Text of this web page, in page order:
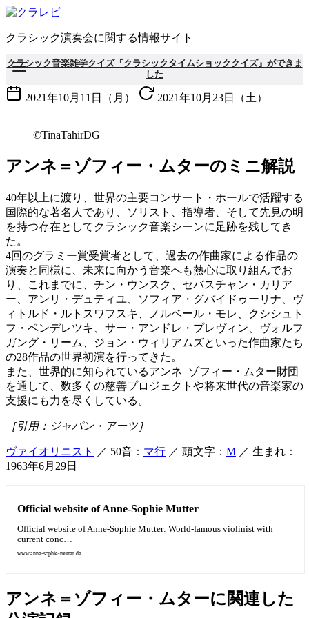
コ
テ
ツ
へ
移
クラシック演奏会に関する情報サイト
クラシック音楽雑学クイズ『クラシックタイムショッククイズ』ができま
した
2021年10月11日（月） 2021年10月23日（土）
©TinaTahirDG
アンネ＝ゾフィー・ムターのミニ解説
40年以上に渡り、世界の主要コンサート・ホールで活躍する
国際的な著名人であり、ソリスト、指導者、そして先見の明
を持つ存在としてクラシック音楽シーンに足跡を残してき
た。
4回のグラミー賞受賞者として、過去の作曲家による作品の
演奏と同様に、未来に向かう音楽へも熱心に取り組んでお
り、これまでに、チン・ウンスク、セバスチャン・カリア
ー、アンリ・デュティユ、ソフィア・グバイドゥーリナ、ヴ
ィトルド・ルトスワフスキ、ノルベール・モレ、クシシュト
フ・ペンデレツキ、サー・アンドレ・プレヴィン、ヴォルフ
ガング・リーム、ジョン・ウィリアムズといった作曲家たち
の28作品の世界初演を行ってきた。
また、世界的に知られているアンネ=ゾフィー・ムター財団
を通して、数多くの慈善プロジェクトや将来世代の音楽家の
支援にも力を尽くしている。
［引用：ジャパン・アーツ］
ヴァイオリニスト ／ 50音： マ行 ／ 頭文字： M ／ 生まれ：
1963年6月29日
Official website of Anne-Sophie Mutter
Official website of Anne-Sophie Mutter: World-famous violinist with
current conc…
www.anne-sophie-mutter.de
アンネ＝ゾフィー・ムターに関連した